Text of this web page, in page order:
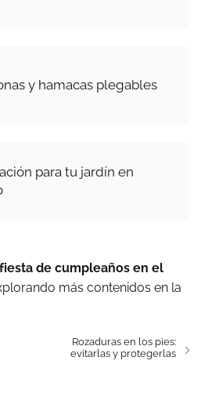
y hamacas plegables
para tu jardín en
de cumpleaños en el
más contenidos en la
Rozaduras en los pies:
evitarlas y protegerlas